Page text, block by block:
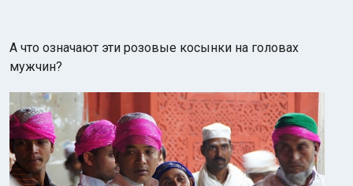
А что означают эти розовые косынки на головах
мужчин?